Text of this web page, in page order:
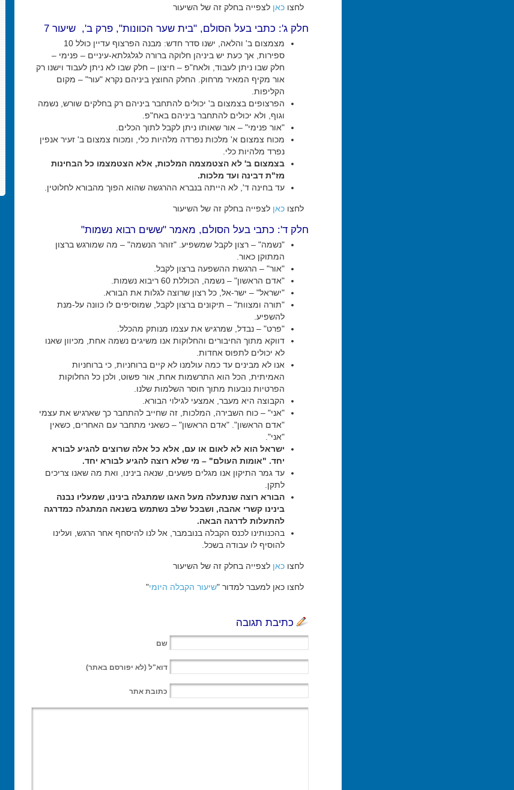
לחצו כאן לצפייה בחלק זה של השיעור
חלק ג': כתבי בעל הסולם, "בית שער הכוונות", פרק ב', שיעור 7
מצמצום ב' והלאה, ישנו סדר חדש: מבנה הפרצוף עדיין כולל 10
ספירות, אך כעת יש ביניהן חלוקה ברורה לגלגלתא-עיניים – פנימי –
חלק שבו ניתן לעבוד, ולאח"פ – חיצון – חלק שבו לא ניתן לעבוד וישנו רק
אור מקיף המאיר מרחוק. החלק החוצץ ביניהם נקרא "עור" – מקום
הקליפות.
הפרצופים בצמצום ב' יכולים להתחבר ביניהם רק בחלקים שורש, נשמה
וגוף, ולא יכולים להתחבר ביניהם באח"פ.
"אור פנימי" – אור שאותו ניתן לקבל לתוך הכלים.
מכוח צמצום א' מלכות נפרדה מלהיות כלי, ומכוח צמצום ב' זעיר אנפין
נפרד מלהיות כלי.
בצמצום ב' לא הצטמצמה המלכות, אלא הצטמצמו כל הבחינות
מז"ת דבינה ועד מלכות.
עד בחינה ד', לא הייתה בנברא ההרגשה שהוא הפוך מהבורא לחלוטין.
לחצו כאן לצפייה בחלק זה של השיעור
חלק ד': כתבי בעל הסולם, מאמר "ששים רבוא נשמות"
"נשמה" – רצון לקבל שמשפיע. "זוהר הנשמה" – מה שמורגש ברצון
המתוקן כאור.
"אור" – הרגשת ההשפעה ברצון לקבל.
"אדם הראשון" – נשמה, הכוללת 60 ריבוא נשמות.
"ישראל" – ישר-אל, כל רצון שרוצה לגלות את הבורא.
"תורה ומצוות" – תיקונים ברצון לקבל, שמוסיפים לו כוונה על-מנת
להשפיע.
"פרט" – נבדל, שמרגיש את עצמו מנותק מהכלל.
דווקא מתוך החיבורים והחלוקות אנו משיגים נשמה אחת, מכיוון שאנו
לא יכולים לתפוס אחדות.
אנו לא מבינים עד כמה עולמנו לא קיים ברוחניות, כי ברוחניות
האמיתית, הכל הוא התרשמות אחת, אור פשוט, ולכן כל החלוקות
הפרטיות נובעות מתוך חוסר השלמות שלנו.
הקבוצה היא מעבר, אמצעי לגילוי הבורא.
"אני" – כוח השבירה, המלכות, זה שחייב להתחבר כך שארגיש את עצמי
"אדם הראשון". "אדם הראשון" – כשאני מתחבר עם האחרים, כשאין
"אני".
ישראל הוא לא לאום או עם, אלא כל אלה שרוצים להגיע לבורא
יחד. "אומות העולם" – מי שלא רוצה להגיע לבורא יחד.
עד גמר התיקון אנו מגלים פשעים, שנאה בינינו, ואת מה שאנו צריכים
לתקן.
הבורא רוצה שנתעלה מעל האגו שמתגלה בינינו, שמעליו נבנה
בינינו קשרי אהבה, ושבכל שלב נשתמש בשנאה המתגלה כמדרגה
להתעלות לדרגה הבאה.
בהכנותינו לכנס הקבלה בנובמבר, אל לנו להיסחף אחר הרגש, ועלינו
להוסיף לו עבודה בשכל.
לחצו כאן לצפייה בחלק זה של השיעור
לחצו כאן למעבר למדור "שיעור הקבלה היומי"
כתיבת תגובה
שם
דוא"ל (לא יפורסם באתר)
כתובת אתר